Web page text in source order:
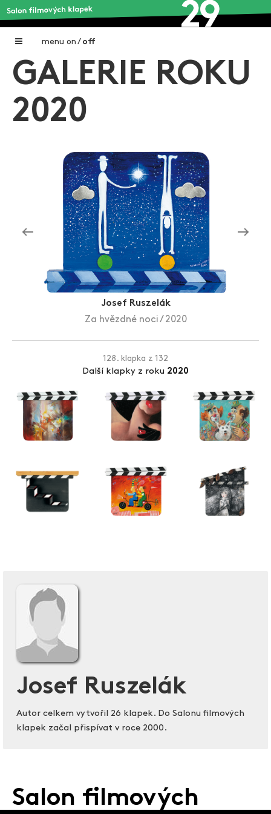
menu on / off
Home
Galerie filmových klapek
O projektu
Aktuální výstavy
Aukce filmových klapek
Aktuality
Zlín Film Festival
GALERIE ROKU
2020
Josef Ruszelák
Za hvězdné noci / 2020
128. klapka z 132
Další klapky z roku 2020
Josef Ruszelák
Autor celkem vytvořil 26 klapek. Do Salonu filmových
klapek začal přispívat v roce 2000.
Salon filmových